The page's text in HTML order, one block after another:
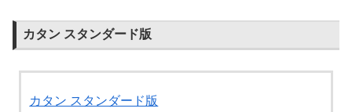
カタン スタンダード版
カタン スタンダード版